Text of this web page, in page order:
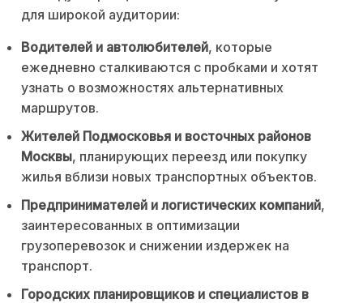
для широкой аудитории:
Водителей и автолюбителей, которые
ежедневно сталкиваются с пробками и хотят
узнать о возможностях альтернативных
маршрутов.
Жителей Подмосковья и восточных районов
Москвы, планирующих переезд или покупку
жилья вблизи новых транспортных объектов.
Предпринимателей и логистических компаний,
заинтересованных в оптимизации
грузоперевозок и снижении издержек на
транспорт.
Городских планировщиков и специалистов в